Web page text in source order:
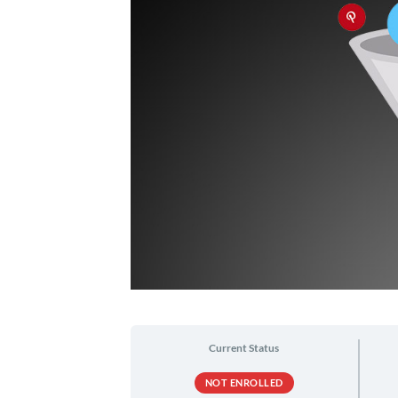
Current Status
NOT ENROLLED